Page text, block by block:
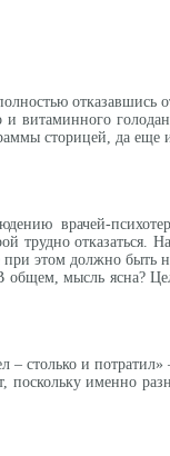
отказавшись
витаминного
сторицей, да
врачей-
трудно отказаться.
этом должно быть
общем, мысль ясна?
– столько и
поскольку именно